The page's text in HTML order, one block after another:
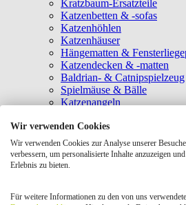
Kratzbaum-Ersatzteile
Katzenbetten & -sofas
Katzenhöhlen
Katzenhäuser
Hängematten &
Katzendecken & -matten
Baldrian- & Catnipspielzeug
Spielmäuse & Bälle
Katzenangeln
Laserpointer &
Katzentunnel
Clicker & Target Sticks für
Weiteres Katzenspielzeug
Tragetaschen
Wir verwenden Cookies
Wir verwenden Cookies zur Analyse unserer
verbessern, um personalisierte Inhalte anzuzeigen
Erlebnis zu bieten.
Für weitere Informationen zu den von uns